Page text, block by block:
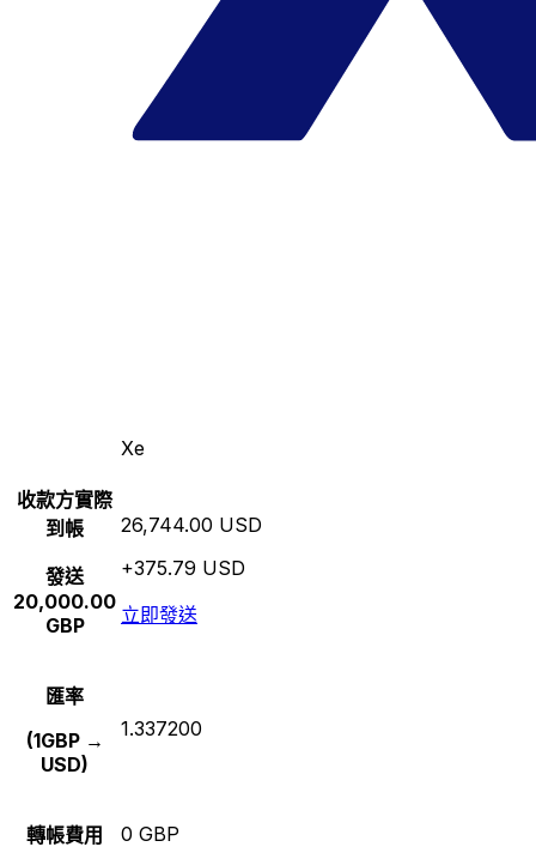
Xe
收款方實際
到帳
發送
20,000.00
GBP
26,744.00 USD
+375.79 USD
立即發送
匯率
(1GBP →
USD)
1.337200
轉帳費用 0 GBP